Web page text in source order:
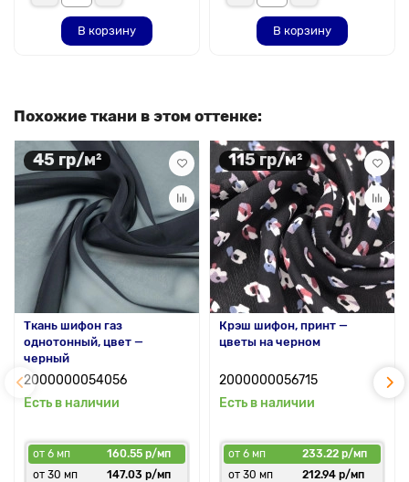
В корзину В корзину
Похожие ткани в этом оттенке:
45 гр/м²
Ткань шифон газ
однотонный, цвет —
черный
2000000054056
Есть в наличии
от 6 мп
160.55 р/мп
от 30 мп
147.03 р/мп
115 гр/м²
Крэш шифон, принт —
цветы на черном
2000000056715
Есть в наличии
от 6 мп
233.22 р/мп
от 30 мп
212.94 р/мп